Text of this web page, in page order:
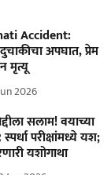
Accident:
दुचाकीचा अपघात, प्रेम
मृत्यू
2026
सलाम! वयाच्या
परीक्षांमध्ये यश;
यशोगाथा